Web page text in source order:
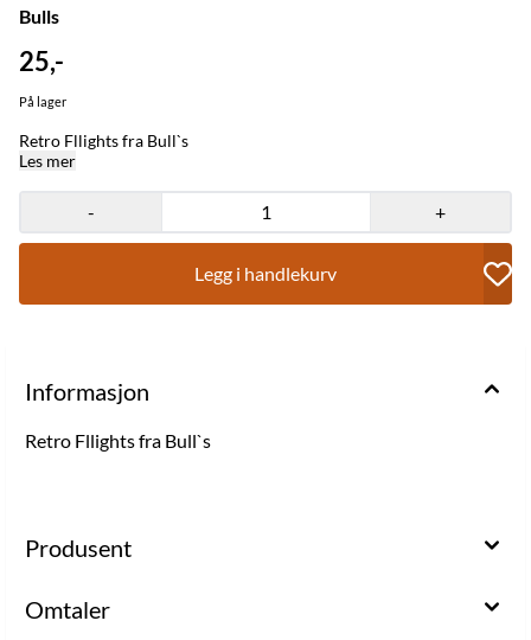
Bulls
25,-
På lager
Retro Fllights fra Bull`s
Les mer
- +
Legg i handlekurv
Informasjon
Retro Fllights fra Bull`s
Produsent
Omtaler